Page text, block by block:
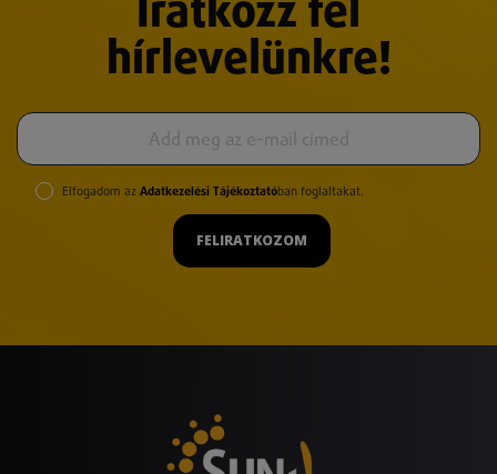
Iratkozz fel
hírlevelünkre!
Elfogadom az Adatkezelési Tájékoztatóban foglaltakat.
FELIRATKOZOM